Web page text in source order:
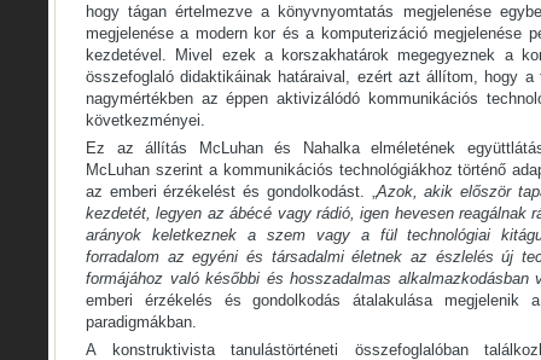
hogy tágan értelmezve a könyvnyomtatás megjelenése
megjelenése a modern kor és a komputerizáció megjelenése
kezdetével. Mivel ezek a korszakhatárok megegyeznek a
összefoglaló didaktikáinak határaival, ezért azt állítom, hogy a
nagymértékben az éppen aktivizálódó kommunikációs
következményei.
Ez az állítás McLuhan és Nahalka elméletének
McLuhan szerint a kommunikációs technológiákhoz történő
az emberi érzékelést és gondolkodást. „ Azok, akik először
kezdetét, legyen az ábécé vagy rádió, igen hevesen reagálnak
arányok keletkeznek a szem vagy a fül technológiai
forradalom az egyéni és társadalmi életnek az észlelés új
formájához való későbbi és hosszadalmas alkalmazkodásban
emberi érzékelés és gondolkodás átalakulása megjelenik
paradigmákban.
A konstruktivista tanulástörténeti összefoglalóban